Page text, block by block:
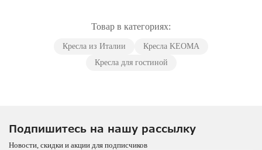
Товар в категориях:
Кресла из Италии
Кресла KEOMA
Кресла для гостиной
Подпишитесь на нашу рассылку
Новости, скидки и акции для подписчиков